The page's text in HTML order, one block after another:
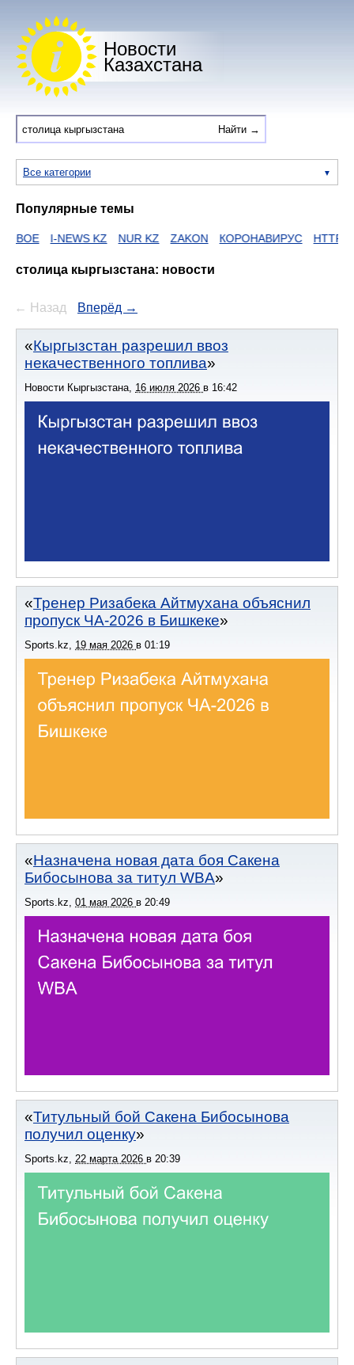
Новости
Казахстана
Все категории
Популярные темы
I-NEWS KZ NUR KZ ZAKON КОРОНАВИРУС HTTPS ЕГОВ
столица кыргызстана: новости
← Назад Вперёд →
Кыргызстан разрешил ввоз
некачественного топлива
Новости Кыргызстана, 16 июля 2026 в 16:42
Тренер Ризабека Айтмухана объяснил
пропуск ЧА-2026 в Бишкеке
Sports.kz 19 мая 2026 в 01:19
Назначена новая дата боя Сакена
Бибосынова за титул WBA
Sports.kz 01 мая 2026 в 20:49
Титульный бой Сакена Бибосынова
получил оценку
Sports.kz, 22 марта 2026 в 20:39